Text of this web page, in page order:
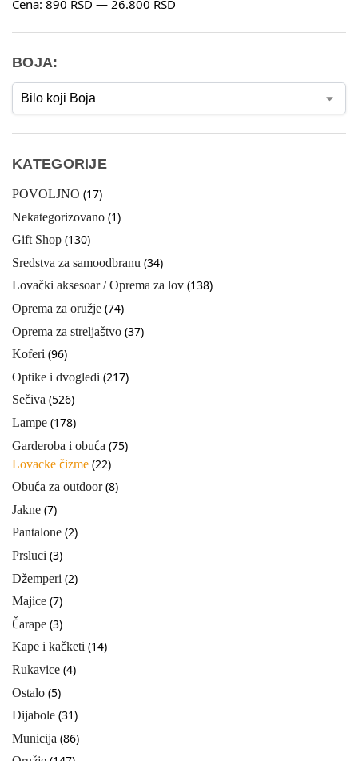
Cena: 890 RSD — 26.800 RSD
BOJA:
KATEGORIJE
POVOLJNO (17)
Nekategorizovano (1)
Gift Shop (130)
Sredstva za samoodbranu (34)
Lovački aksesoar / Oprema za lov (138)
Oprema za oružje (74)
Oprema za streljaštvo (37)
Koferi (96)
Optike i dvogledi (217)
Sečiva (526)
Lampe (178)
Garderoba i obuća (75)
Lovacke čizme (22)
Obuća za outdoor (8)
Jakne (7)
Pantalone (2)
Prsluci (3)
Džemperi (2)
Majice (7)
Čarape (3)
Kape i kačketi (14)
Rukavice (4)
Ostalo (5)
Dijabole (31)
Municija (86)